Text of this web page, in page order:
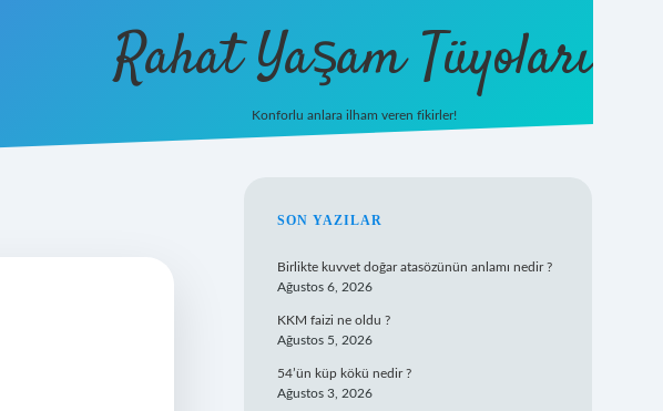
Rahat Yaşam Tüyoları
Konforlu anlara ilham veren fikirler!
SIDEBAR
SON YAZILAR
Birlikte kuvvet doğar atasözünün anlamı nedir ?
Ağustos 6, 2026
KKM faizi ne oldu ?
Ağustos 5, 2026
54’ün küp kökü nedir ?
Ağustos 3, 2026